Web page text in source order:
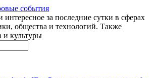
за последние сутки в сферах
общества и технологий. Также
и культуры